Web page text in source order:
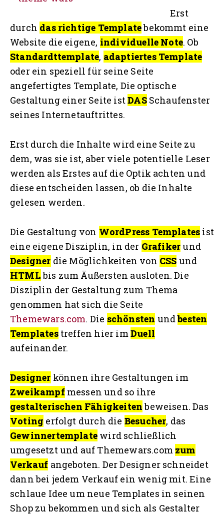
Erst
durch das richtige Templatebekommt eine
Website die eigene, individuelle Note. Ob
Standardttemplate, adaptiertes Template
oder ein speziell für seine Seite
angefertigtes Template, Die optische
Gestaltung einer Seite istDASSchaufenster
seines Internetauftrittes.
Erst durch die Inhalte wird eine Seite zu
dem, was sie ist, aber viele potentielle Leser
werden als Erstes auf die Optik achten und
diese entscheiden lassen, ob die Inhalte
gelesen werden.
Die Gestaltung von WordPress Templates ist
eine eigene Disziplin, in der Grafikerund
Designer die Möglichkeiten von CSS und
HTMLbis zum Äußersten ausloten. Die
Disziplin der Gestaltung zum Thema
genommen hat sich die Seite
Themewars.com. Die schönsten undbesten
Templatestreffen hier imDuell
aufeinander.
Designer können ihre Gestaltungen im
Zweikampfmessen und so ihre
gestalterischen Fähigkeitenbeweisen. Das
Voting erfolgt durch die Besucher, das
Gewinnertemplate wird schließlich
umgesetzt und auf Themewars.com zum
Verkauf angeboten. Der Designer schneidet
dann bei jedem Verkauf ein wenig mit. Eine
schlaue Idee um neue Templates in seinen
Shop zu bekommen und sich als Gestalter